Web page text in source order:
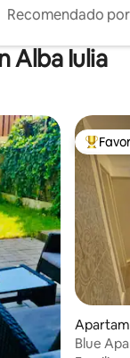
Recomendado
Alba Iulia
Blue